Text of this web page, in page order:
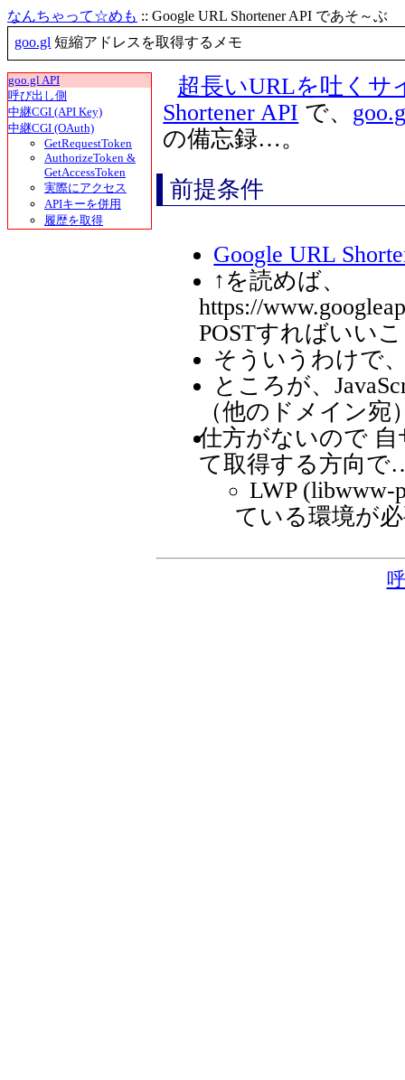
なんちゃって☆めも :: Google URL Shortener API であそ～ぶ
goo.gl 短縮アドレスを取得するメモ
goo.gl API
呼び出し側
中継CGI (API Key)
中継CGI (OAuth)
GetRequestToken
AuthorizeToken &
GetAccessToken
実際にアクセス
APIキーを併用
履歴を取得
超長いURLを吐くサ
Shortener API で、
の備忘録…。
前提条件
Google URL
↑を読めば、
https://
POSTすればいい
そういうわけで
ところが、
（他のドメイン宛
仕方がないので 自
て取得する方向で
LWP (libwww-
ている環境が